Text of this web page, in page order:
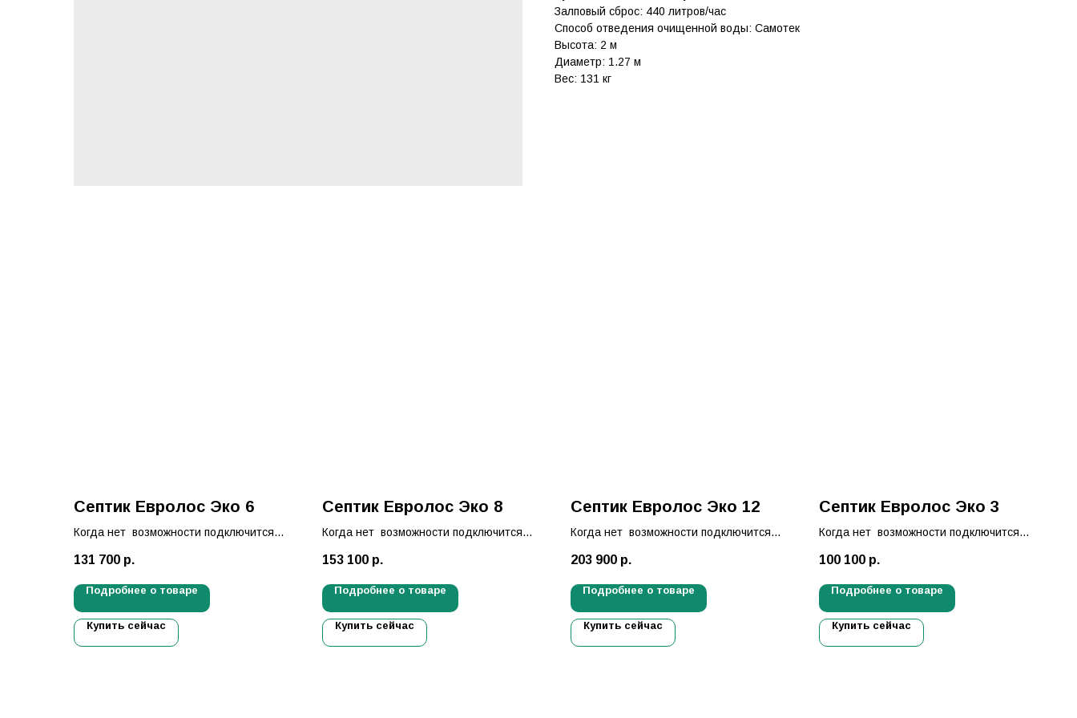
Залповый сброс: 440 литров/час
Способ отведения очищенной воды: Самотек
Высота: 2 м
Диаметр: 1.27 м
Вес: 131 кг
Септик Евролос Эко 6
Когда нет возможности подключится
Решение есть — установка септика
Евролос Эко!
131 700 р.
Подробнее о товаре
Купить сейчас
Септик Евролос Эко 8
Когда нет возможности подключится
Решение есть — установка септика
Евролос Эко!
153 100 р.
Подробнее о товаре
Купить сейчас
Септик Евролос Эко 12
Когда нет возможности подключится
Решение есть — установка септика
Евролос Эко!
203 900 р.
Подробнее о товаре
Купить сейчас
Септик Евролос Эко 3
Когда нет возможности подключится
Решение есть — установка септика
Евролос Эко!
100 100 р.
Подробнее о товаре
Купить сейчас